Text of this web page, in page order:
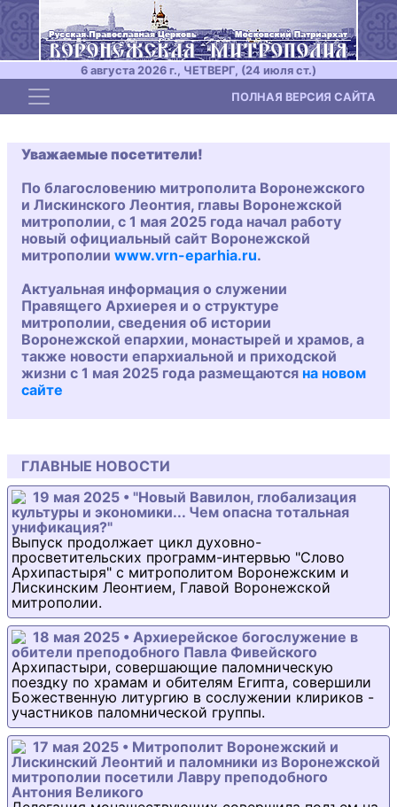
6 августа 2026 г., ЧЕТВЕРГ, (24 июля ст.)
Toggle navigation ПОЛНАЯ ВЕРСИЯ САЙТА
Уважаемые посетители!
По благословению митрополита Воронежского
и Лискинского Леонтия, главы Воронежской
митрополии, с 1 мая 2025 года начал работу
новый официальный сайт Воронежской
митрополии www.vrn-eparhia.ru.
Актуальная информация о служении
Правящего Архиерея и о структуре
митрополии, сведения об истории
Воронежской епархии, монастырей и храмов, а
также новости епархиальной и приходской
жизни с 1 мая 2025 года размещаются на новом
сайте
ГЛАВНЫЕ НОВОСТИ
19 мая 2025 • "Новый Вавилон, глобализация
культуры и экономики... Чем опасна тотальная
унификация?"
Выпуск продолжает цикл духовно-
просветительских программ-интервью "Слово
Архипастыря" с митрополитом Воронежским и
Лискинским Леонтием, Главой Воронежской
митрополии.
18 мая 2025 • Архиерейское богослужение в
обители преподобного Павла Фивейского
Архипастыри, совершающие паломническую
поездку по храмам и обителям Египта, совершили
Божественную литургию в сослужении клириков -
участников паломнической группы.
17 мая 2025 • Митрополит Воронежский и
Лискинский Леонтий и паломники из Воронежской
митрополии посетили Лавру преподобного
Антония Великого